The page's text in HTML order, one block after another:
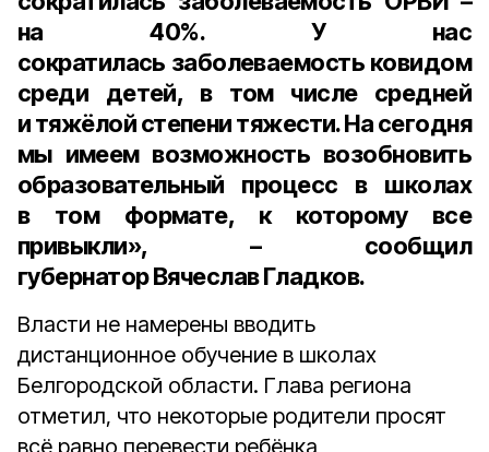
на 40%. У нас
сократилась заболеваемость ковидом
среди детей, в том числе средней
и тяжёлой степени тяжести. На сегодня
мы имеем возможность возобновить
образовательный процесс в школах
в том формате, к которому все
привыкли», – сообщил
губернатор Вячеслав Гладков.
Власти не намерены вводить
дистанционное обучение в школах
Белгородской области. Глава региона
отметил, что некоторые родители просят
всё равно перевести ребёнка